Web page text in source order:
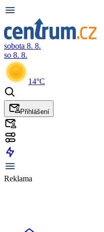
sobota 8. 8.
so 8. 8.
14°C
Přihlášení
Reklama